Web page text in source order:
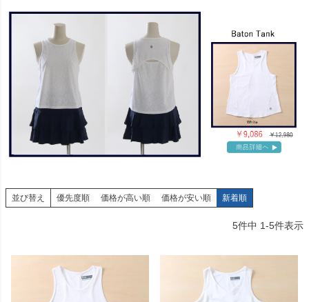
並び替え 優先度順 価格が高い順 価格が安い順 新着順
5件中 1-5件表示